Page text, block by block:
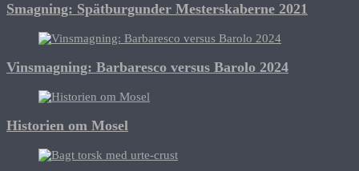
Smagning: Spätburgunder Mesterskaberne 2021
Vinsmagning: Barbaresco versus Barolo 2024
Historien om Mosel